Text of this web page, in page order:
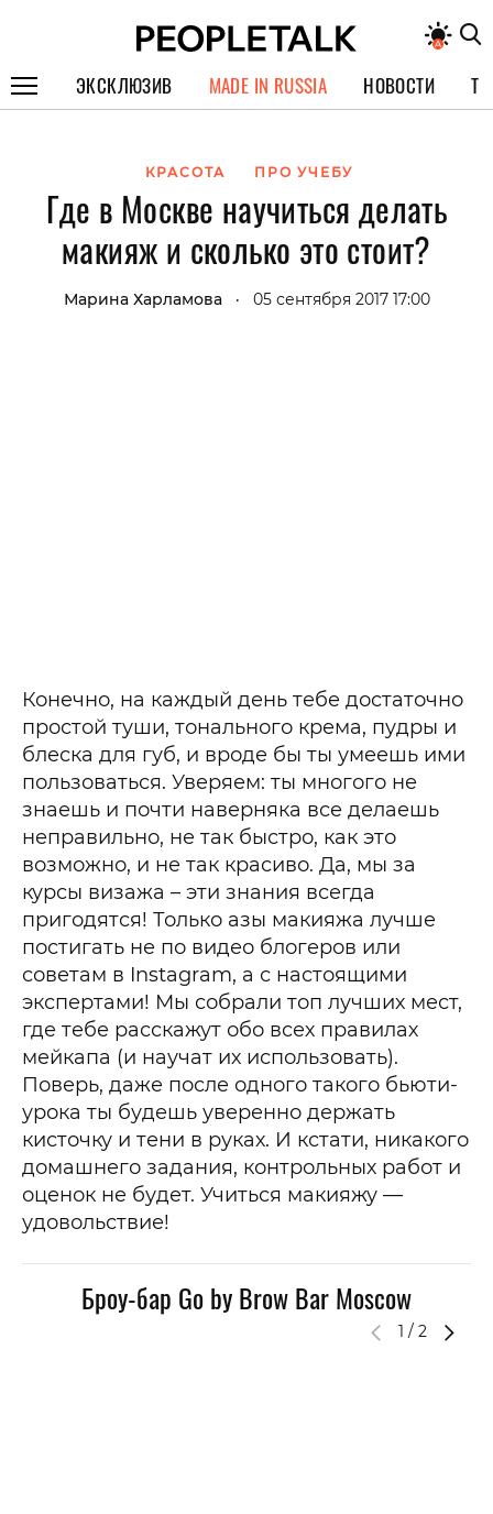
ЭКСКЛЮЗИВ
СПЕЦПРОЕКТЫ
ИНТЕРВЬЮ
ПОКОЛЕНИЕ
MADE IN RUSSIA НОВОСТИ
КРАСОТА ПРО УЧЕБУ
Где в Москве научиться делать
макияж и сколько это стоит?
Марина Харламова • 05 сентября 2017 17:00
Конечно, на каждый день тебе достаточно
простой туши, тонального крема, пудры и
блеска для губ, и вроде бы ты умеешь ими
пользоваться. Уверяем: ты многого не
знаешь и почти наверняка все делаешь
неправильно, не так быстро, как это
возможно, и не так красиво. Да, мы за
курсы визажа – эти знания всегда
пригодятся! Только азы макияжа лучше
постигать не по видео блогеров или
советам в Instagram, а с настоящими
экспертами! Мы собрали топ лучших мест,
где тебе расскажут обо всех правилах
мейкапа (и научат их использовать).
Поверь, даже после одного такого бьюти-
урока ты будешь уверенно держать
кисточку и тени в руках. И кстати, никакого
домашнего задания, контрольных работ и
оценок не будет. Учиться макияжу —
удовольствие!
Броу-бар Go by Brow Bar Moscow
1 / 2